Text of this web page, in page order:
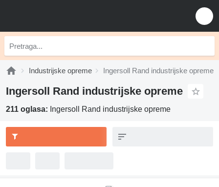
Industrijske opreme Ingersoll Rand industrijske opreme
Ingersoll Rand industrijske opreme
211 oglasa: Ingersoll Rand industrijske opreme